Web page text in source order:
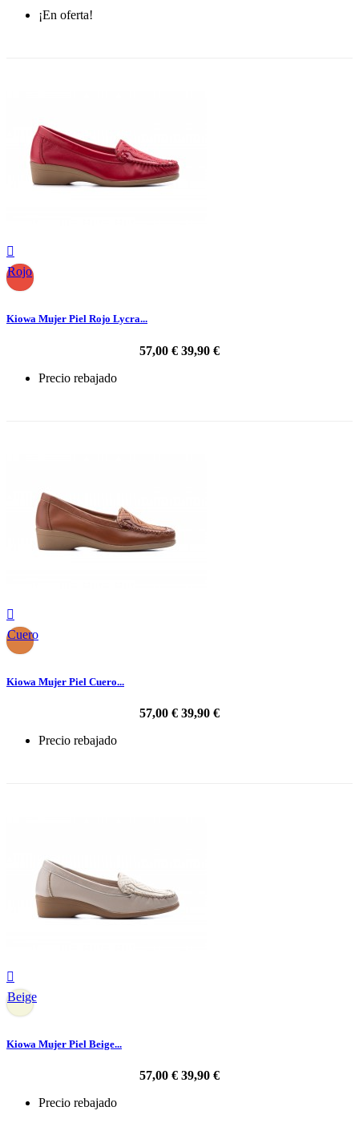
¡En oferta!

Rojo
Kiowa Mujer Piel Rojo Lycra...
57,00 € 39,90 €
Precio rebajado

Cuero
Kiowa Mujer Piel Cuero...
57,00 € 39,90 €
Precio rebajado

Beige
Kiowa Mujer Piel Beige...
57,00 € 39,90 €
Precio rebajado